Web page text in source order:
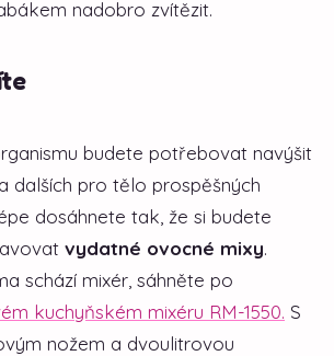
nadobro zvítězit.
budete potřebovat navýšit
dalších pro tělo prospěšných
dosáhnete tak, že si budete
vydatné ovocné mixy.
schází mixér, sáhněte po
kuchyňském mixéru RM-1550. S
nožem a dvoulitrovou